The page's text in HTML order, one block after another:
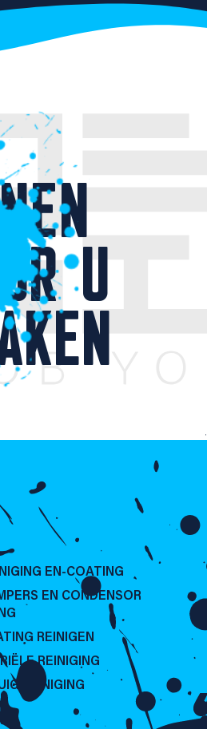
U
EN-COATING
EN CONDENSOR
REINIGEN
REINIGING
REINIGING